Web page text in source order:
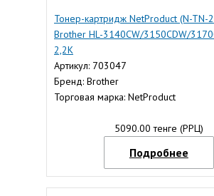
Тонер-картридж NetProduct (N-TN-
Brother HL-3140CW/3150CDW/
2,2K
Артикул: 703047
Бренд: Brother
Торговая марка: NetProduct
5090.00 тенге (РРЦ)
Подробнее